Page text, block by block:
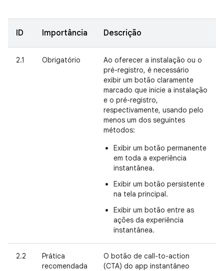
ID Importância Descrição
2.1 Obrigatório
Ao oferecer a instalação ou o
pré-registro, é necessário
exibir um botão claramente
marcado que inicie a instalação
e o pré-registro,
respectivamente, usando pelo
menos um dos seguintes
métodos:
Exibir um botão permanente
em toda a experiência
instantânea.
Exibir um botão persistente
na tela principal.
Exibir um botão entre as
ações da experiência
instantânea.
2.2
Prática
recomendada
O botão de call-to-action
(CTA) do app instantâneo